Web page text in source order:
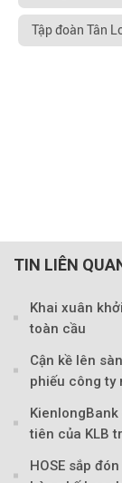
Tập đoàn Tân
TIN LIÊN
Khai xuân
toàn cầu
Cận kề lên
phiếu công ty
tiên của KLB
HOSE sắp